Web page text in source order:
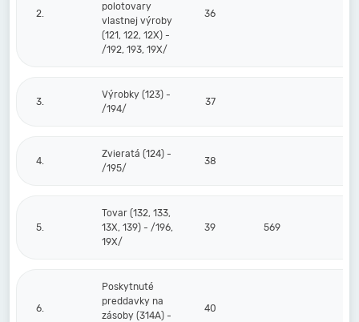
2.
polotovary
vlastnej výroby
(121, 122, 12X) -
/192, 193, 19X/
36
3.
Výrobky (123) -
/194/
37
4.
Zvieratá (124) -
/195/
38
5.
Tovar (132, 133,
13X, 139) - /196,
19X/
39 569
6.
Poskytnuté
preddavky na
zásoby (314A) -
40